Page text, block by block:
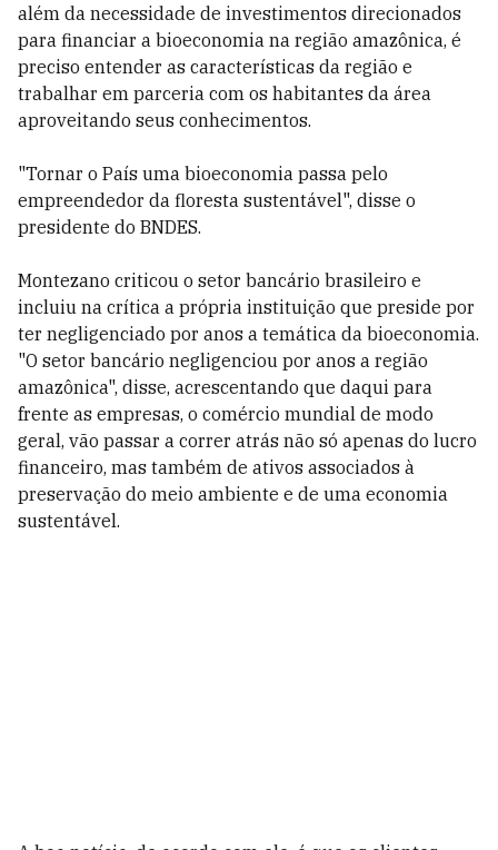
além da necessidade de investimentos direcionados
para financiar a bioeconomia na região amazônica, é
preciso entender as características da região e
trabalhar em parceria com os habitantes da área
aproveitando seus conhecimentos.
"Tornar o País uma bioeconomia passa pelo
empreendedor da floresta sustentável", disse o
presidente do BNDES.
Montezano criticou o setor bancário brasileiro e
incluiu na crítica a própria instituição que preside por
ter negligenciado por anos a temática da bioeconomia.
"O setor bancário negligenciou por anos a região
amazônica", disse, acrescentando que daqui para
frente as empresas, o comércio mundial de modo
geral, vão passar a correr atrás não só apenas do lucro
financeiro, mas também de ativos associados à
preservação do meio ambiente e de uma economia
sustentável.